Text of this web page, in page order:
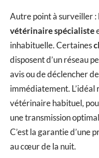
Autre point à surveiller :
vétérinaire spécialiste
inhabituelle. Certaines
disposent d’un réseau
avis ou de déclencher
immédiatement.
vétérinaire habituel,
une transmission
C’est la garantie d’une
au cœur de la nuit.